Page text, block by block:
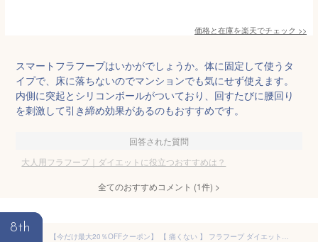
価格と在庫を楽天でチェック >>
スマートフラフープはいかがでしょうか。体に固定して使うタ
イプで、床に落ちないのでマンションでも気にせず使えます。
内側に突起とシリコンボールがついており、回すたびに腰回り
を刺激して引き締め効果があるのもおすすめです。
回答された質問
大人用フラフープ｜ダイエットに役立つおすすめは？
全てのおすすめコメント (1件) >
8th
【今だけ最大20％OFFクーポン】 【 痛くない 】 フラフープ ダイエット くびれ ソフトフラフープ ソフト 柔らかい 大人用 ダイエット用 ロープ ダイエット器具 折りたたみ シェイプアップ 全身トレーニング 筋トレ 1.5kg 静音 ウエスト 背中 脚 胸エクササイズ